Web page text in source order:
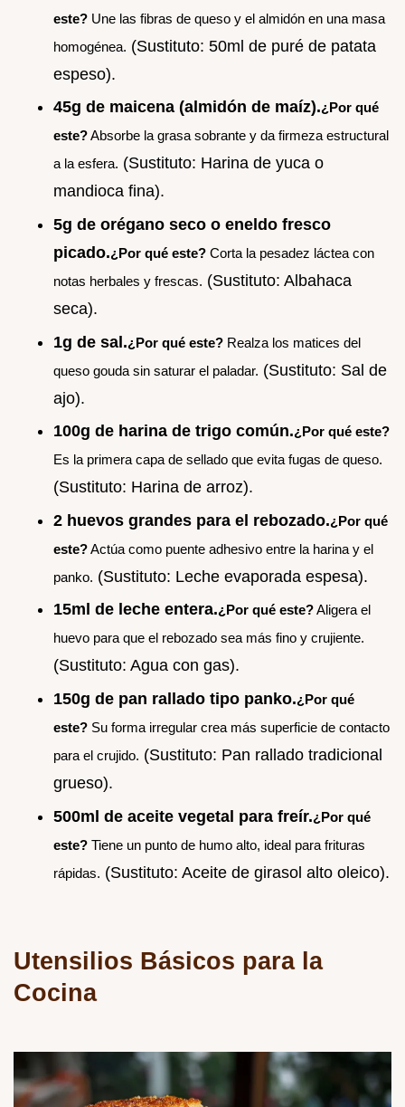
este? Une las fibras de queso y el almidón en una masa
homogénea. (Sustituto: 50ml de puré de patata
espeso).
45g de maicena (almidón de maíz).¿Por qué
este?Absorbe la grasa sobrante y da firmeza estructural
a la esfera. (Sustituto: Harina de yuca o
mandioca fina).
5g de orégano seco o eneldo fresco
picado.¿Por qué este? Corta la pesadez láctea con
notas herbales y frescas. (Sustituto: Albahaca
seca).
1g de sal.¿Por qué este? Realza los matices del
queso gouda sin saturar el paladar. (Sustituto: Sal de
ajo).
100g de harina de trigo común.¿Por qué este?
Es la primera capa de sellado que evita fugas de queso.
(Sustituto: Harina de arroz).
2 huevos grandes para el rebozado.¿Por qué
este?Actúa como puente adhesivo entre la harina y el
panko. (Sustituto: Leche evaporada espesa).
15ml de leche entera.¿Por qué este?Aligera el
huevo para que el rebozado sea más fino y crujiente.
(Sustituto: Agua con gas).
150g de pan rallado tipo panko.¿Por qué
este? Su forma irregular crea más superficie de contacto
para el crujido. (Sustituto: Pan rallado tradicional
grueso).
500ml de aceite vegetal para freír.¿Por qué
este? Tiene un punto de humo alto, ideal para frituras
rápidas. (Sustituto: Aceite de girasol alto oleico).
Utensilios Básicos para la
Cocina